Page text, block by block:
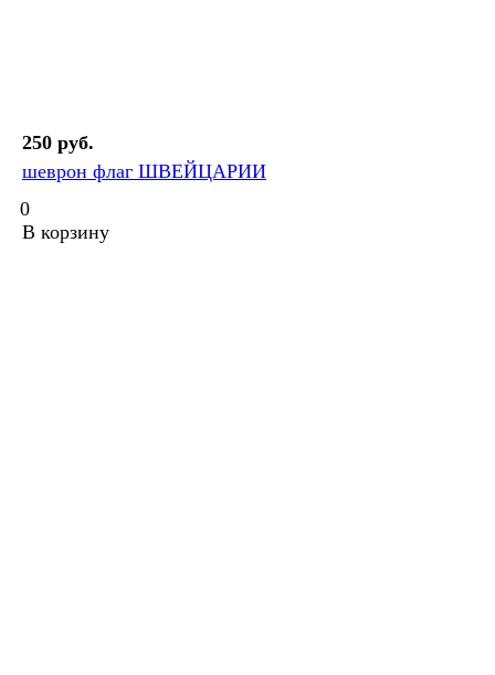
250 руб.
шеврон флаг ШВЕЙЦАРИИ
0
В корзину